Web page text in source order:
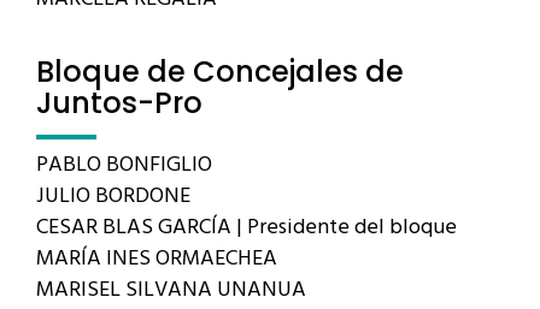
Bloque de Concejales de
Juntos-Pro
PABLO BONFIGLIO
JULIO BORDONE
CESAR BLAS GARCÍA | Presidente del bloque
MARÍA INES ORMAECHEA
MARISEL SILVANA UNANUA